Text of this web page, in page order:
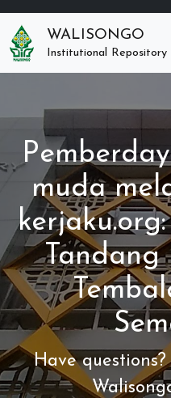
WALISONGO
Institutional Repository
muda
Tandang
Have